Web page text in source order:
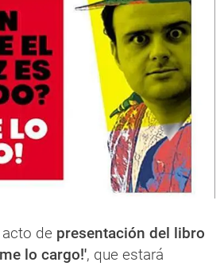
de presentación del libro
lo cargo!', que estará